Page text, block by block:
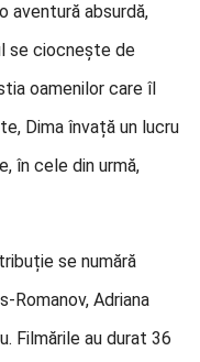
aventură absurdă,
se ciocnește de
oamenilor care îl
Dima învață un lucru
în cele din urmă,
se numără
Romanov, Adriana
Filmările au durat 36